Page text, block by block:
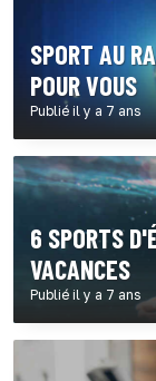
SPORT AU
POUR VOUS
Publié il y a 7 ans
6 SPORTS
VACANCES
Publié il y a 7 ans